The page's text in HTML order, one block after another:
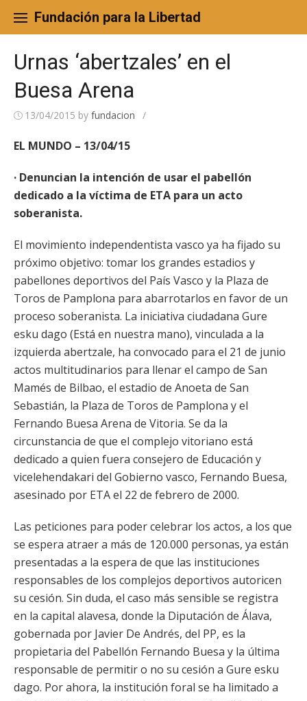
content
Fundación para la Libertad
Urnas ‘abertzales’ en el
Buesa Arena
13/04/2015 by fundacion /
EL MUNDO – 13/04/15
· Denuncian la intención de usar el pabellón
dedicado a la víctima de ETA para un acto
soberanista.
El movimiento independentista vasco ya ha fijado su
próximo objetivo: tomar los grandes estadios y
pabellones deportivos del País Vasco y la Plaza de
Toros de Pamplona para abarrotarlos en favor de un
proceso soberanista. La iniciativa ciudadana Gure
esku dago (Está en nuestra mano), vinculada a la
izquierda abertzale, ha convocado para el 21 de junio
actos multitudinarios para llenar el campo de San
Mamés de Bilbao, el estadio de Anoeta de San
Sebastián, la Plaza de Toros de Pamplona y el
Fernando Buesa Arena de Vitoria. Se da la
circunstancia de que el complejo vitoriano está
dedicado a quien fuera consejero de Educación y
vicelehendakari del Gobierno vasco, Fernando Buesa,
asesinado por ETA el 22 de febrero de 2000.
Las peticiones para poder celebrar los actos, a los que
se espera atraer a más de 120.000 personas, ya están
presentadas a la espera de que las instituciones
responsables de los complejos deportivos autoricen
su cesión. Sin duda, el caso más sensible se registra
en la capital alavesa, donde la Diputación de Álava,
gobernada por Javier De Andrés, del PP, es la
propietaria del Pabellón Fernando Buesa y la última
responsable de permitir o no su cesión a Gure esku
dago. Por ahora, la institución foral se ha limitado a